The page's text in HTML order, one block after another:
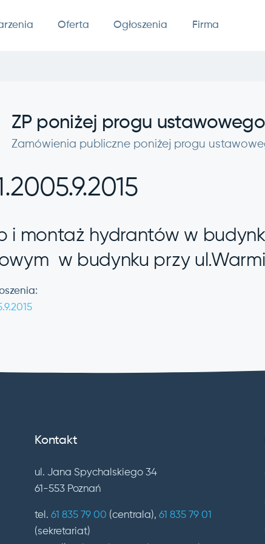
Oferta Ogłoszenia Firma
ZP poniżej progu ustawowego
Zamówienia publiczne poniżej progu
i montaż hydrantów w
w budynku przy
Kontakt
ul. Jana Spychalskiego 34
61-553 Poznań
tel. 61 835 79 00 (centrala), 61 835 79 01
(sekretariat)